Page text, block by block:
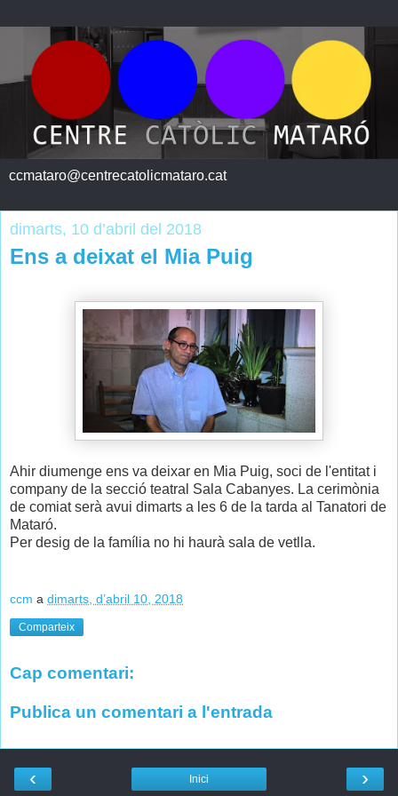
ccmataro@centrecatolicmataro.cat
dimarts, 10 d’abril del 2018
Ens a deixat el Mia Puig
Ahir diumenge ens va deixar en Mia Puig, soci de l'entitat i
company de la secció teatral Sala Cabanyes. La cerimònia
de comiat serà avui dimarts a les 6 de la tarda al Tanatori de
Mataró.
Per desig de la família no hi haurà sala de vetlla.
ccm a dimarts, d’abril 10, 2018
Comparteix
Cap comentari:
Publica un comentari a l'entrada
‹ ›
Inici